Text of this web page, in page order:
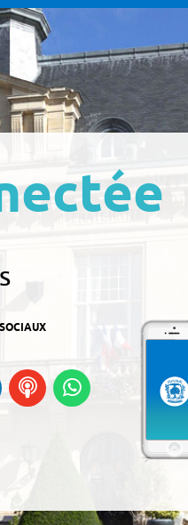
YouTube
nous sur
Instagram
Retrouvez-nous
sur Linkedin
Ecoutez
nos